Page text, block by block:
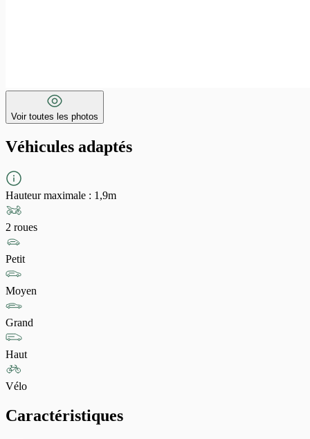
Voir toutes les photos
Véhicules adaptés
Hauteur maximale : 1,9m
2 roues
Petit
Moyen
Grand
Haut
Vélo
Caractéristiques